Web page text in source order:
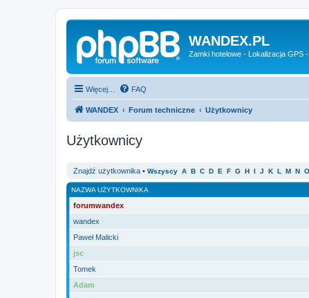
WANDEX.PL
Zamki hotelowe - Lokalizacja GPS
Więcej… FAQ
WANDEX Forum techniczne Użytkownicy
Użytkownicy
Znajdź użytkownika • Wszyscy A B C D E F G H I J K L M N O
NAZWA UŻYTKOWNIKA
forumwandex
wandex
Paweł Malicki
jsc
Tomek
Adam